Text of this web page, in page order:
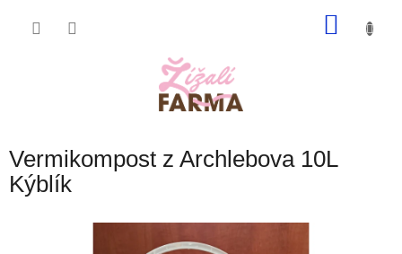
Vermikompost z Archlebova 10L
Kýblík